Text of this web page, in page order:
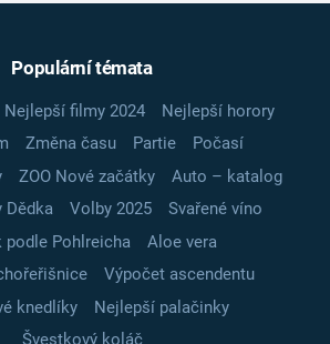
Populární témata
Nejlepší filmy 2024
Nejlepší horory
Změna času Partie
Počasí
ZOO Nové začátky
Auto – katalog
Dědka
Volby 2025
Svařené víno
podle Pohlreicha
Aloe vera
Výpočet ascendentu
knedlíky
Nejlepší palačinky
Švestkový koláč